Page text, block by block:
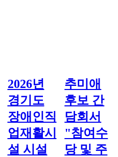
2026년
경기도
장애인직
업재활시
설 시설
추미애
후보 간
담회서
"참여수
당 및 주